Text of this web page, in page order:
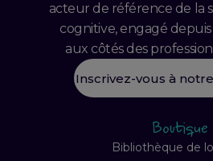
acteur de référence de la
cognitive, engagé
aux côtés des
Inscrivez-vous à
Boutique
Bibliothèque de